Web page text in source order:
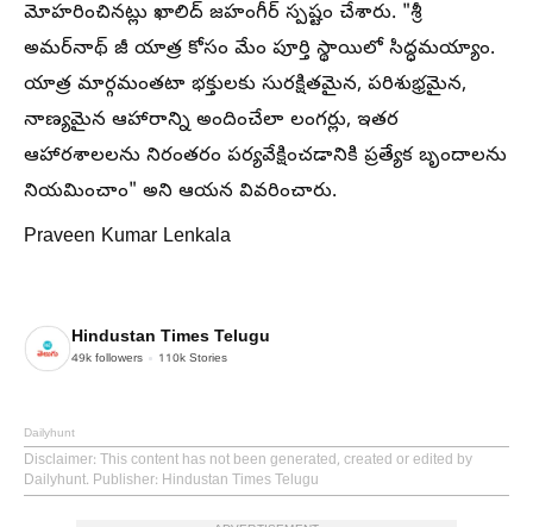
మోహరించినట్లు ఖాలిద్ జహంగీర్ స్పష్టం చేశారు. "శ్రీ
అమర్‌నాథ్ జీ యాత్ర కోసం మేం పూర్తి స్థాయిలో సిద్ధమయ్యాం.
యాత్ర మార్గమంతటా భక్తులకు సురక్షితమైన, పరిశుభ్రమైన,
నాణ్యమైన ఆహారాన్ని అందించేలా లంగర్లు, ఇతర
ఆహారశాలలను నిరంతరం పర్యవేక్షించడానికి ప్రత్యేక బృందాలను
నియమించాం" అని ఆయన వివరించారు.
Praveen Kumar Lenkala
Hindustan Times Telugu
49k followers 110k Stories
Dailyhunt
Disclaimer: This content has not been generated, created or edited by
Dailyhunt. Publisher: Hindustan Times Telugu